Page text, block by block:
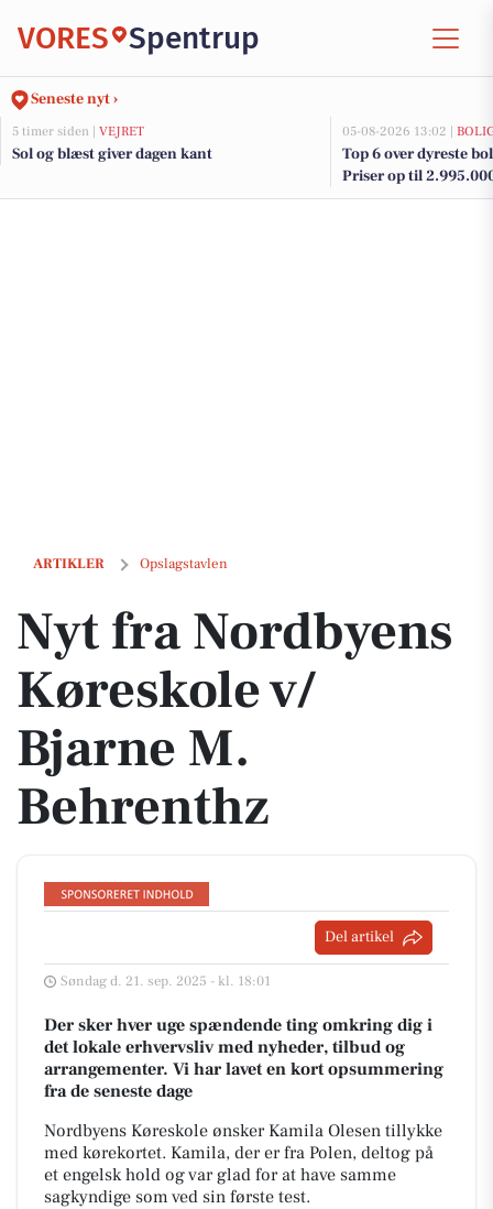
VORES Spentrup
Seneste nyt ›
5 timer siden | VEJRET
Sol og blæst giver dagen kant
05-08-2026 13:02 |
Top 6 over dyreste
Priser op til
ARTIKLER Opslagstavlen
Nyt fra Nordbyens Køreskole v/ Bjarne M. Behrenthz
Nyt fra Nordbyens
Køreskole v/
Bjarne M.
Behrenthz
Del artikel
Søndag d. 21. sep. 2025 - kl. 18:01
Der sker hver uge spændende ting omkring dig i
det lokale erhvervsliv med nyheder, tilbud og
arrangementer. Vi har lavet en kort opsummering
fra de seneste dage
Nordbyens Køreskole ønsker Kamila Olesen tillykke
med kørekortet. Kamila, der er fra Polen, deltog på
et engelsk hold og var glad for at have samme
sagkyndige som ved sin første test.